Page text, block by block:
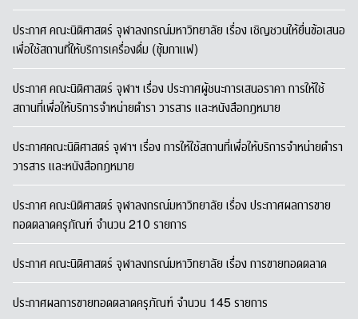
ประกาศ คณะนิติศาสตร์ จุฬาลงกรณ์มหาวิทยาลัย เรื่อง เชิญชวนให้ยื่นข้อเสนอ
เพื่อใช้สถานที่ให้บริการเครื่องดื่ม (ซุ้มกาแฟ)
ประกาศ คณะนิติศาสตร์ จุฬาฯ เรื่อง ประกาศผู้ชนะการเสนอราคา การให้ใช้
สถานที่เพื่อให้บริการจำหน่ายตำรา วารสาร และหนังสือกฎหมาย
ประกาศคณะนิติศาสตร์ จุฬาฯ เรื่อง การให้ใช้สถานที่เพื่อให้บริการจำหน่ายตำรา
วารสาร และหนังสือกฎหมาย
ประกาศ คณะนิติศาสตร์ จุฬาลงกรณ์มหาวิทยาลัย เรื่อง ประกาศผลการขาย
ทอดตลาดครุภัณฑ์ จำนวน 210 รายการ
ประกาศ คณะนิติศาสตร์ จุฬาลงกรณ์มหาวิทยาลัย เรื่อง การขายทอดตลาด
ประกาศผลการขายทอดตลาดครุภัณฑ์ จำนวน 145 รายการ